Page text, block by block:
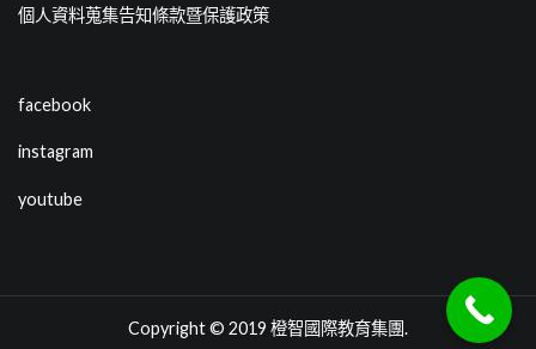
個人資料蒐集告知條款暨保護政策
facebook
instagram
youtube
Copyright © 2019 橙智國際教育集團.